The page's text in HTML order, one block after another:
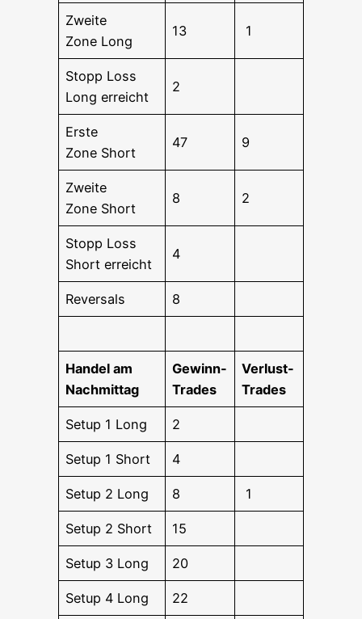
Zwei­te
Zone Long
13 1
Stopp Loss
Long erreicht
2
Ers­te
Zone Short
47 9
Zwei­te
Zone Short
8 2
Stopp Loss
Short erreicht
4
Rever­sals 8
Han­del am
Nachmittag
Gewinn-
Trades
Ver­lust-
Trades
Set­up 1 Long 2
Set­up 1 Short 4
Set­up 2 Long 8 1
Set­up 2 Short 15
Set­up 3 Long 20
Set­up 4 Long 22